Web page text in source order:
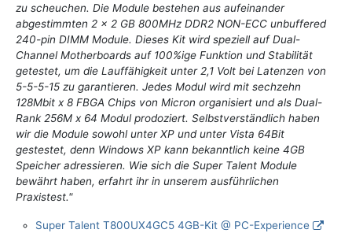
zu scheuchen. Die Module bestehen aus aufeinander
abgestimmten 2 x 2 GB 800MHz DDR2 NON-ECC unbuffered
240-pin DIMM Module. Dieses Kit wird speziell auf Dual-
Channel Motherboards auf 100%ige Funktion und Stabilität
getestet, um die Lauffähigkeit unter 2,1 Volt bei Latenzen von
5-5-5-15 zu garantieren. Jedes Modul wird mit sechzehn
128Mbit x 8 FBGA Chips von Micron organisiert und als Dual-
Rank 256M x 64 Modul prodoziert. Selbstverständlich haben
wir die Module sowohl unter XP und unter Vista 64Bit
gestestet, denn Windows XP kann bekanntlich keine 4GB
Speicher adressieren. Wie sich die Super Talent Module
bewährt haben, erfahrt ihr in unserem ausführlichen
Praxistest."
Super Talent T800UX4GC5 4GB-Kit @ PC-Experience